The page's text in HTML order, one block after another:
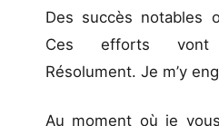
Des succès notables
Ces efforts vont
Résolument. Je m’y
Au moment où je